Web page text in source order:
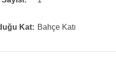
Kat: Bahçe Katı